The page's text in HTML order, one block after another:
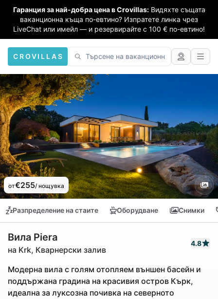
Гаранция за най-добра цена в Crovillas: Видяхте същата
ваканционна къща по-евтино? Изпратете линка чрез
LiveChat или имейл — и резервирайте с 100 € по-евтино!
CROVILLAS
от€255/ нощувка
Разпределение на стаите Оборудване Снимки
Вила Piera
на Krk, Кварнерски залив
4.8
Модерна вила с голям отопляем външен басейн и
поддържана градина на красивия остров Кърк,
идеална за луксозна почивка на северното